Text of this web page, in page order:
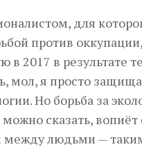
для
против
2017 в результате
мол, я просто
Но борьба за
сказать,
людьми —